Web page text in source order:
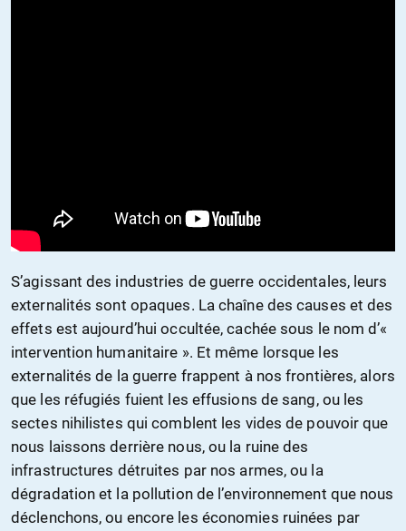
S’agissant des industries de guerre occidentales, leurs
externalités sont opaques. La chaîne des causes et des
effets est aujourd’hui occultée, cachée sous le nom d’«
intervention humanitaire ». Et même lorsque les
externalités de la guerre frappent à nos frontières, alors
que les réfugiés fuient les effusions de sang, ou les
sectes nihilistes qui comblent les vides de pouvoir que
nous laissons derrière nous, ou la ruine des
infrastructures détruites par nos armes, ou la
dégradation et la pollution de l’environnement que nous
déclenchons, ou encore les économies ruinées par